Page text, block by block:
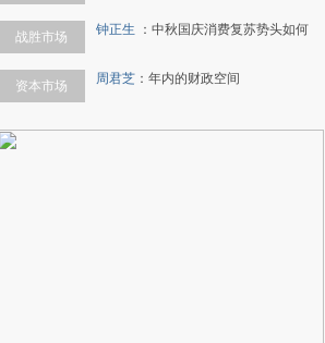
战胜市场 钟正生 ： 中秋国庆消费复苏势头如何
资本市场 周君芝 ： 年内的财政空间